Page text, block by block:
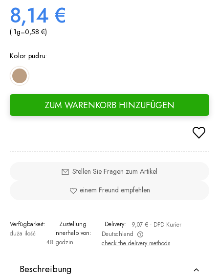
8,14 €
( 1g=0,58 €)
Kolor pudru:
ZUM WARENKORB HINZUFÜGEN
Stellen Sie Fragen zum Artikel
einem Freund empfehlen
Verfügbarkeit:
duża ilość
Zustellung
innerhalb von:
48 godzin
Delivery: 9,07 € - DPD Kurier
Deutschland
The price does not include any possible payment costs
check the delivery methods
Beschreibung